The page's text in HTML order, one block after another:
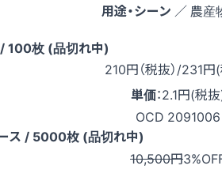
用途・シーン ／ 農産
100枚 (品切れ中)
210円（税抜）/231円
単価：2.1円(税
OCD 2091006
ス / 5000枚 (品切れ中)
10,500円